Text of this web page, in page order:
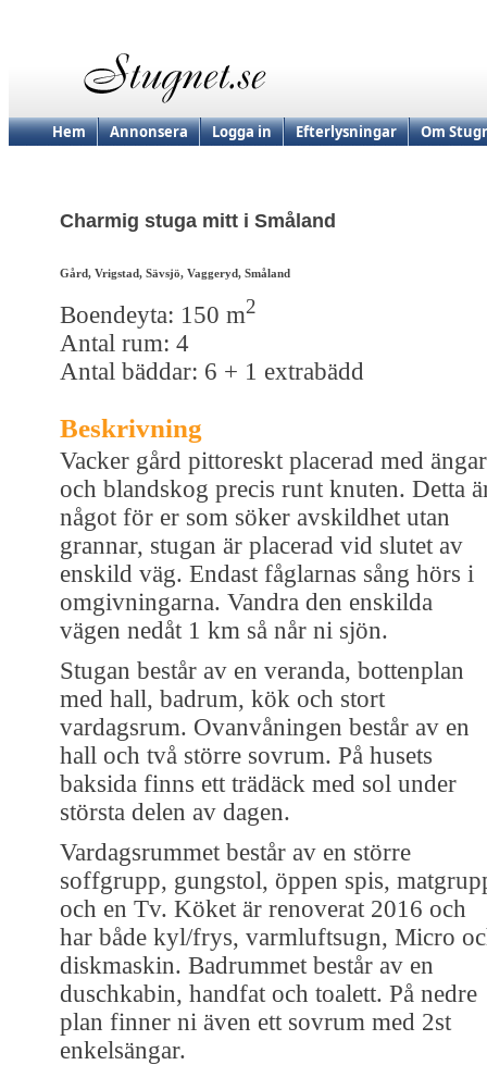
Hem Annonsera Logga in Efterlysningar Om
Charmig stuga mitt i Småland
Gård, Vrigstad, Sävsjö, Vaggeryd, Småland
Boendeyta: 150 m2
Antal rum: 4
Antal bäddar: 6 + 1 extrabädd
Beskrivning
Vacker gård pittoreskt placerad med ängar
och blandskog precis runt knuten. Detta
något för er som söker avskildhet utan
grannar, stugan är placerad vid slutet av
enskild väg. Endast fåglarnas sång hörs i
omgivningarna. Vandra den enskilda
vägen nedåt 1 km så når ni sjön.
Stugan består av en veranda, bottenplan
med hall, badrum, kök och stort
vardagsrum. Ovanvåningen består av en
hall och två större sovrum. På husets
baksida finns ett trädäck med sol under
största delen av dagen.
Vardagsrummet består av en större
soffgrupp, gungstol, öppen spis,
och en Tv. Köket är renoverat 2016 och
har både kyl/frys, varmluftsugn, Micro
diskmaskin. Badrummet består av en
duschkabin, handfat och toalett. På nedre
plan finner ni även ett sovrum med 2st
enkelsängar.